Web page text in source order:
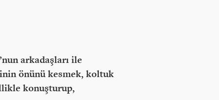
arkadaşları ile
önünü kesmek, koltuk
konuşturup,